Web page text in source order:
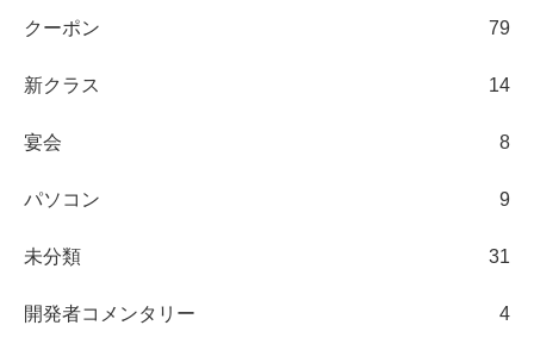
クーポン 79
新クラス 14
宴会 8
パソコン 9
未分類 31
開発者コメンタリー 4